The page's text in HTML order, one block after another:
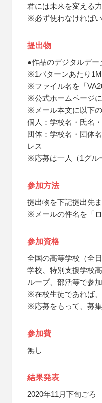
君には未来を変える
※必ず使わなければ
提出物
●作品のデジタルデー
※1パターンあたり
※ファイル名を「
※公式ホームページ
※メール本文に以下
個人：学校名・氏名
団体：学校名・団体
レス
※応募は一人（1グル
参加方法
提出物を下記提出先
※メールの件名を「
参加資格
全国の高等学校（全
学校、特別支援学校
ループ、部活等で参加
※在校生徒であれば
※応募をもって、募
参加費
無し
結果発表
2020年11月下旬ごろ